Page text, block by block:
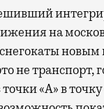
на
новым
не транспорт,
«А» в точку